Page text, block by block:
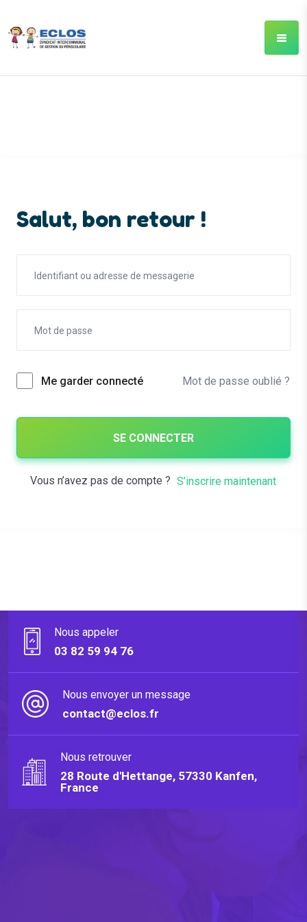
Salut, bon retour !
Me garder connecté Mot de passe oublié ?
SE CONNECTER
Vous n’avez pas de compte ? S’inscrire maintenant
Nous appeler
03 82 59 94 76
Nous envoyer un message
contact@eclos.fr
Nous retrouver
28 Route d'Hettange, 57330 Kanfen,
France